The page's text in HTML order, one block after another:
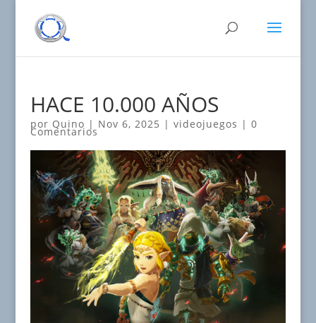
HACE 10.000 AÑOS
por Quino | Nov 6, 2025 | videojuegos | 0
Comentarios